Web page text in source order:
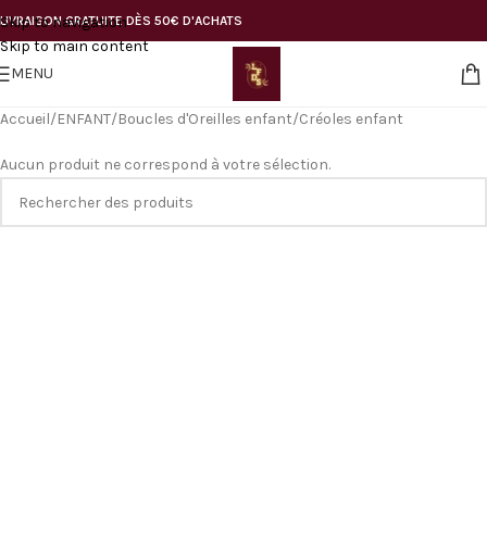
Skip to navigation
Skip to main content
LIVRAISON GRATUITE DÈS 50€ D'ACHATS
MENU
Accueil ENFANT Boucles d'Oreilles enfant Créoles enfant
Aucun produit ne correspond à votre sélection.